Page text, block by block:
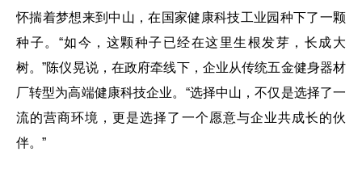
怀揣着梦想来到中山，在国家健康科技工业园种下了一颗
种子。“如今，这颗种子已经在这里生根发芽，长成大
树。”陈仪晃说，在政府牵线下，企业从传统五金健身器材
厂转型为高端健康科技企业。“选择中山，不仅是选择了一
流的营商环境，更是选择了一个愿意与企业共成长的伙
伴。”